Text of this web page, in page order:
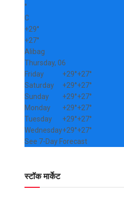
°
C
+29°
+27°
Alibag
Thursday, 06
Friday
+29°+27°
Saturday
+29°+27°
Sunday
+29°+27°
Monday
+29°+27°
Tuesday
+29°+27°
Wednesday+29°+27°
See 7-Day Forecast
स्टॉक मार्केट